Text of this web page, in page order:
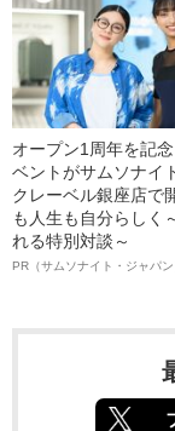
オープン1周年を記
ベントがサムソナイ
クレーベル銀座店
も人生も自分らしく
れる特別対談～
PR（サムソナイト・ジャパン